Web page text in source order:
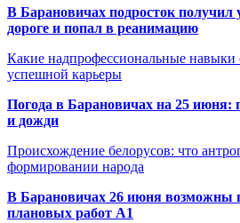
В Барановичах подросток получил
дороге и попал в реанимацию
Какие надпрофессиональные навыки
успешной карьеры
Погода в Барановичах на 25 июня:
и дожди
Происхождение белорусов: что
формировании народа
В Барановичах 26 июня возможны
плановых работ A1